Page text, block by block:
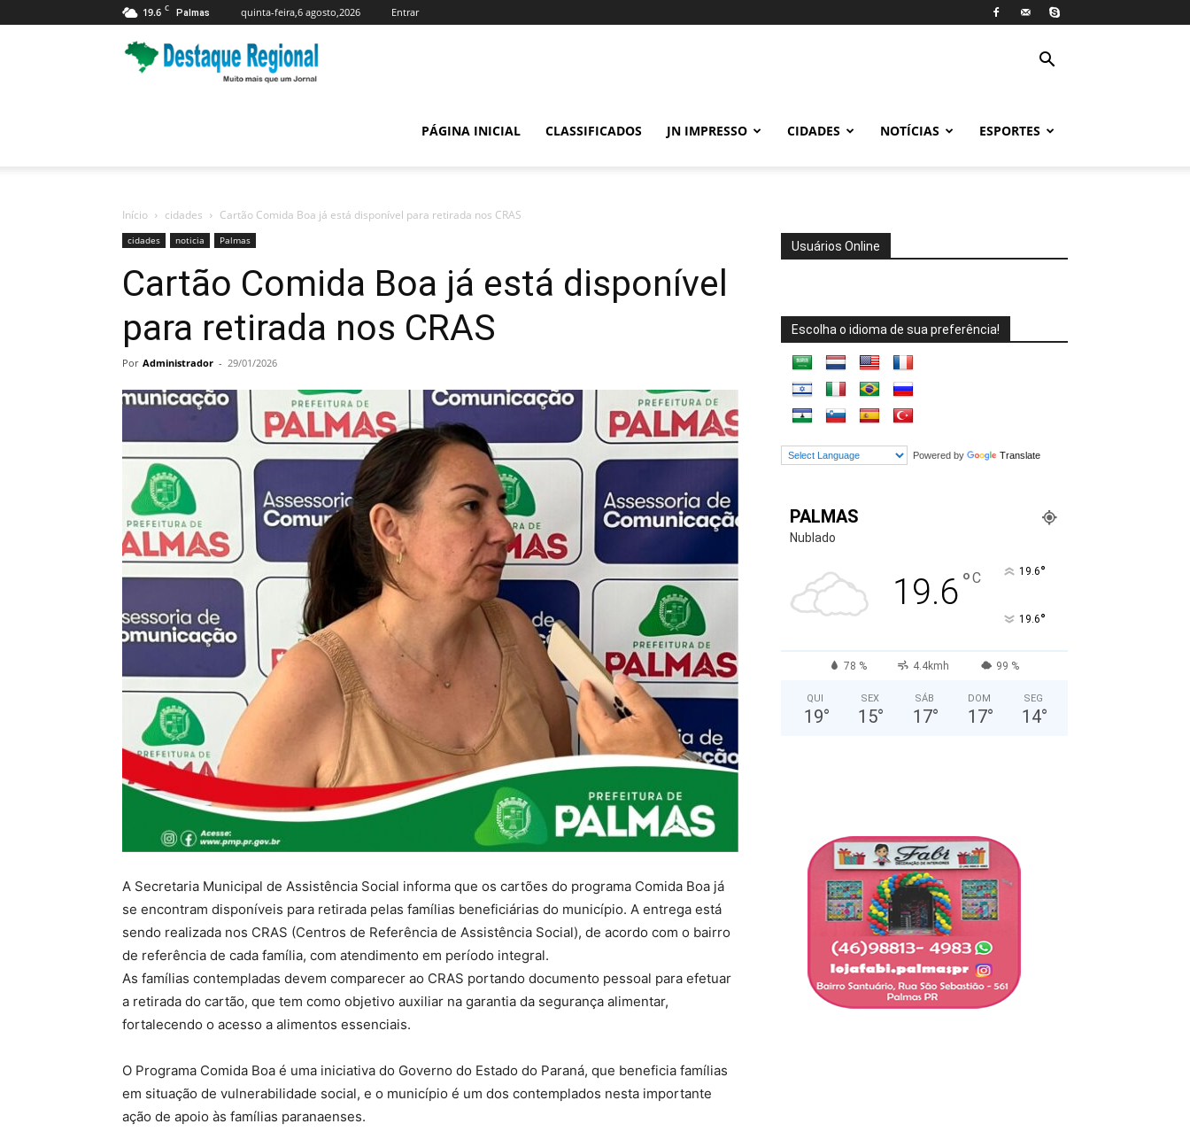
19.6 C Palmas quinta-feira,6 agosto,2026 Entrar
PÁGINA INICIAL CLASSIFICADOS JN IMPRESSO CIDADES NOTÍCIAS ESPORTES
Início cidades Cartão Comida Boa já está disponível para retirada nos CRAS
cidades noticia Palmas
Cartão Comida Boa já está disponível
para retirada nos CRAS
Por Administrador - 29/01/2026
A Secretaria Municipal de Assistência Social informa que os cartões do programa Comida Boa já
se encontram disponíveis para retirada pelas famílias beneficiárias do município. A entrega está
sendo realizada nos CRAS (Centros de Referência de Assistência Social), de acordo com o bairro
de referência de cada família, com atendimento em período integral.
As famílias contempladas devem comparecer ao CRAS portando documento pessoal para efetuar
a retirada do cartão, que tem como objetivo auxiliar na garantia da segurança alimentar,
fortalecendo o acesso a alimentos essenciais.
O Programa Comida Boa é uma iniciativa do Governo do Estado do Paraná, que beneficia famílias
em situação de vulnerabilidade social, e o município é um dos contemplados nesta importante
ação de apoio às famílias paranaenses.
Usuários Online
Escolha o idioma de sua preferência!
Powered by Translate
PALMAS
Nublado
19.6°C 19.6°
19.6°
78 % 4.4kmh 99 %
QUI
19°
SEX
15°
SÁB
17°
DOM
17°
SEG
14°